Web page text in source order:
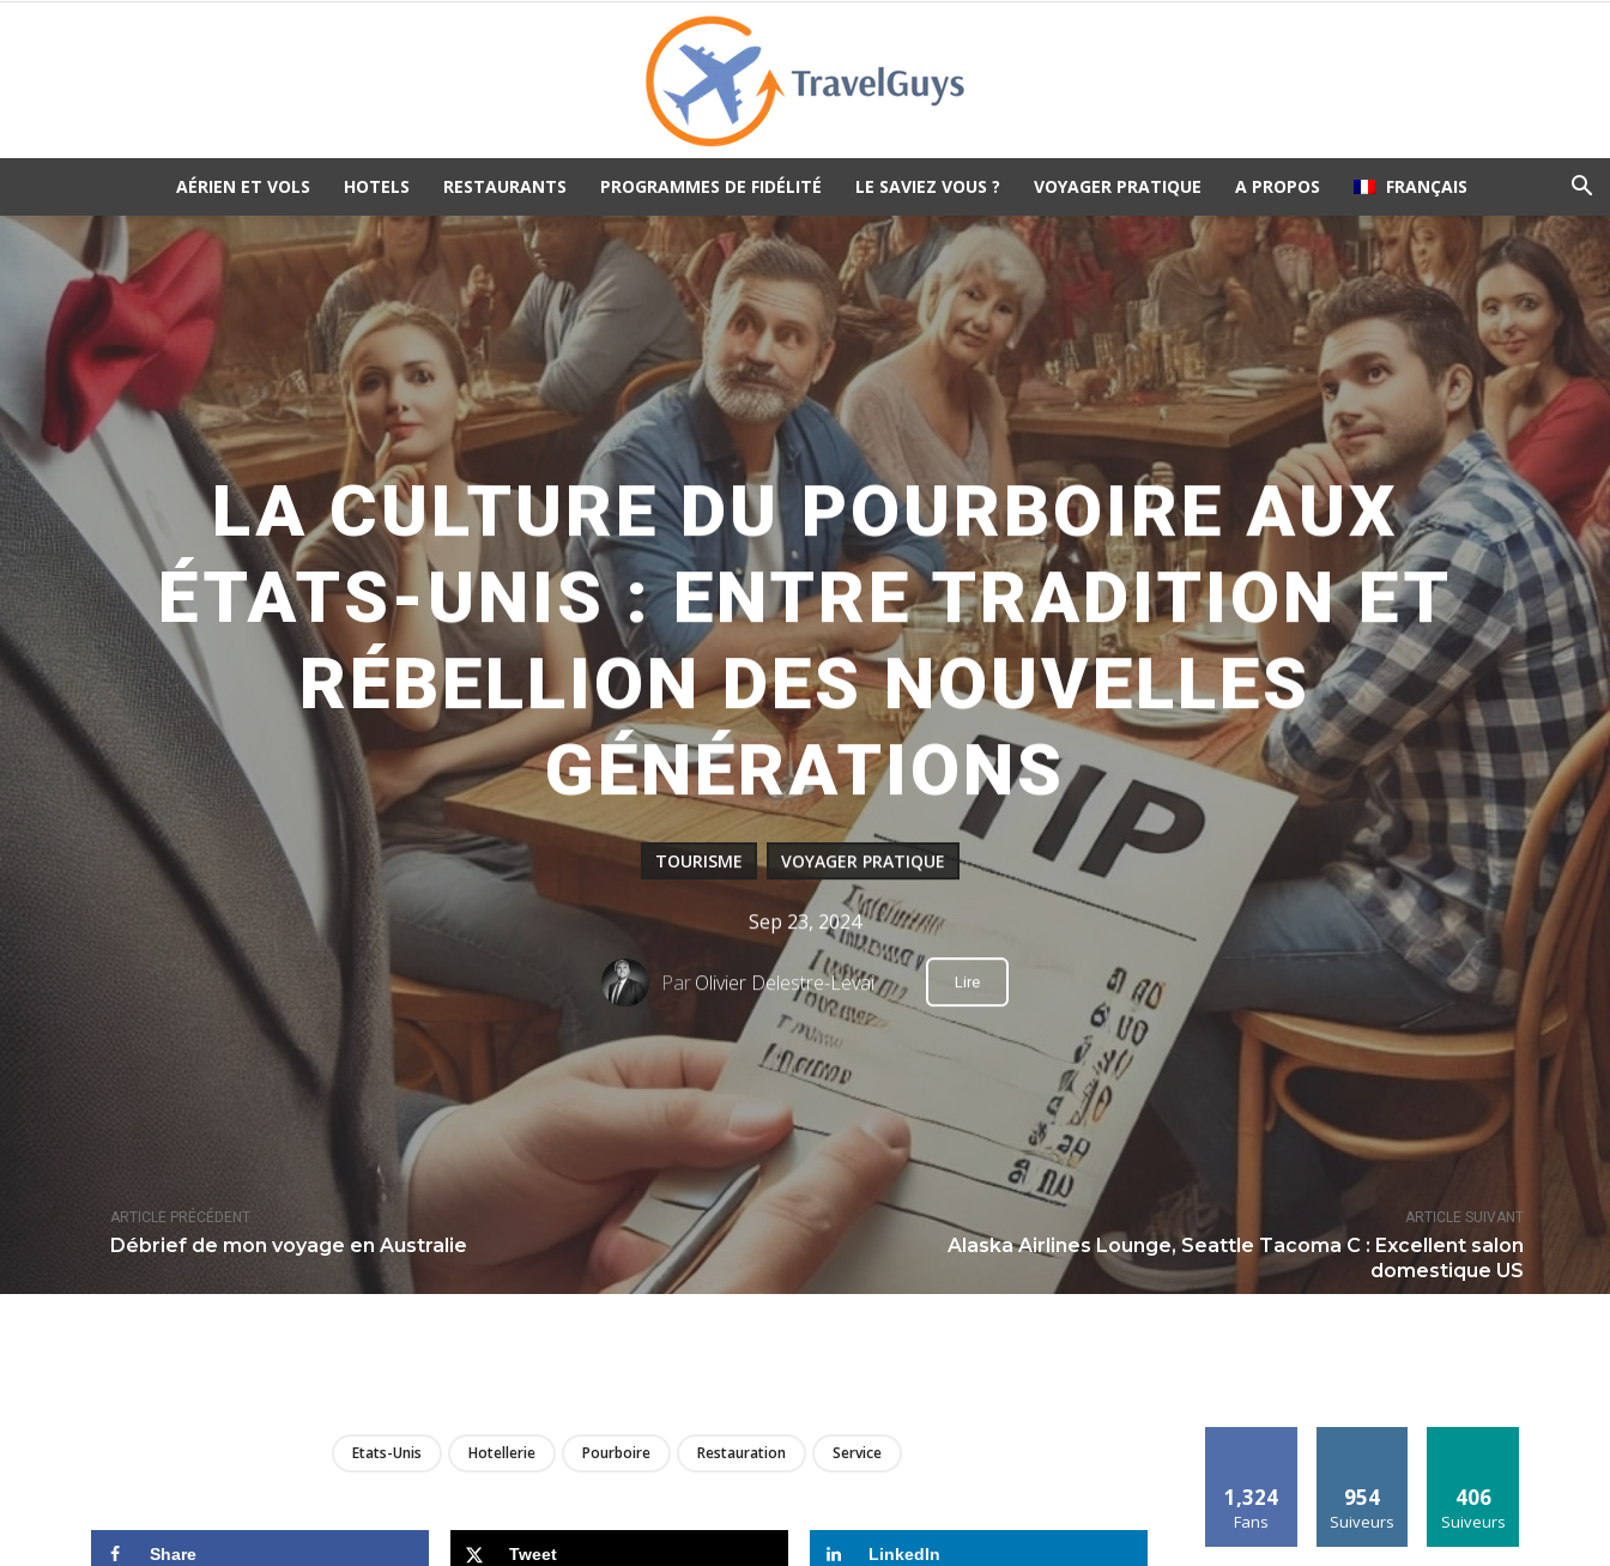
TravelGuys
AÉRIEN ET VOLS HOTELS RESTAURANTS PROGRAMMES DE FIDÉLITÉ LE SAVIEZ VOUS ? VOYAGER PRATIQUE A PROPOS FRANÇAIS
ARTICLE PRÉCÉDENT
Débrief de mon voyage en Australie
ARTICLE SUIVANT
Alaska Airlines Lounge, Seattle Tacoma C : Excellent salon
domestique US
LA CULTURE DU POURBOIRE AUX
ÉTATS-UNIS : ENTRE TRADITION ET
RÉBELLION DES NOUVELLES
GÉNÉRATIONS
TOURISME VOYAGER PRATIQUE
Sep 23, 2024
ParOlivier Delestre-Levai Lire
Etats-Unis Hotellerie Pourboire Restauration Service
Share Tweet LinkedIn
1,324
Fans
954
Suiveurs
406
Suiveurs